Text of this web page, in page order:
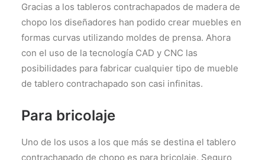
Gracias a los tableros contrachapados de madera de
chopo los diseñadores han podido crear muebles en
formas curvas utilizando moldes de prensa. Ahora
con el uso de la tecnología CAD y CNC las
posibilidades para fabricar cualquier tipo de mueble
de tablero contrachapado son casi infinitas.
Para bricolaje
Uno de los usos a los que más se destina el tablero
contrachapado de chopo es para bricolaje. Seguro